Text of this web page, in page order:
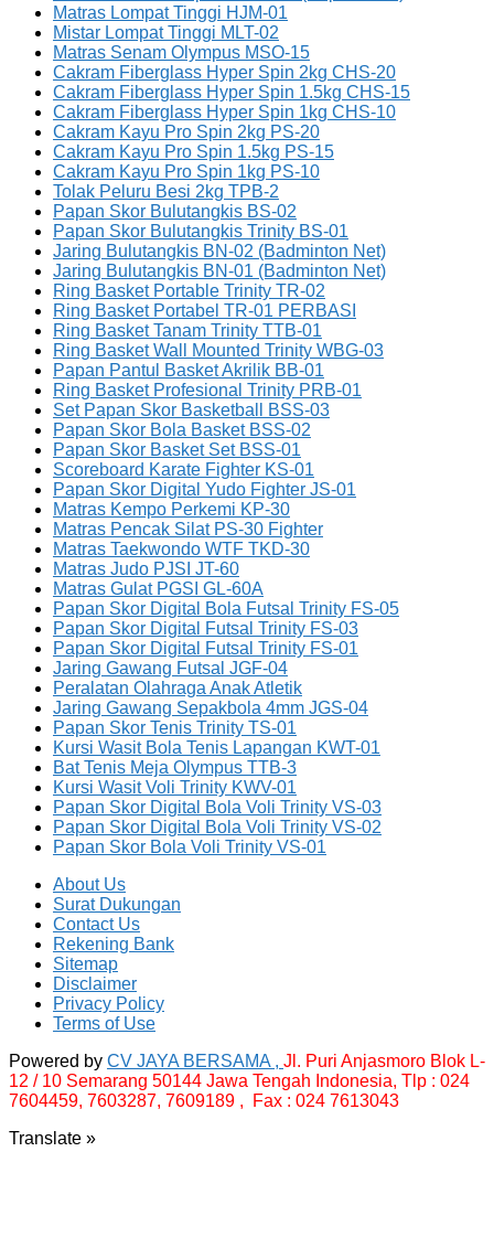
Matras Lompat Tinggi HJM-01
Mistar Lompat Tinggi MLT-02
Matras Senam Olympus MSO-15
Cakram Fiberglass Hyper Spin 2kg CHS-20
Cakram Fiberglass Hyper Spin 1.5kg CHS-15
Cakram Fiberglass Hyper Spin 1kg CHS-10
Cakram Kayu Pro Spin 2kg PS-20
Cakram Kayu Pro Spin 1.5kg PS-15
Cakram Kayu Pro Spin 1kg PS-10
Tolak Peluru Besi 2kg TPB-2
Papan Skor Bulutangkis BS-02
Papan Skor Bulutangkis Trinity BS-01
Jaring Bulutangkis BN-02 (Badminton Net)
Jaring Bulutangkis BN-01 (Badminton Net)
Ring Basket Portable Trinity TR-02
Ring Basket Portabel TR-01 PERBASI
Ring Basket Tanam Trinity TTB-01
Ring Basket Wall Mounted Trinity WBG-03
Papan Pantul Basket Akrilik BB-01
Ring Basket Profesional Trinity PRB-01
Set Papan Skor Basketball BSS-03
Papan Skor Bola Basket BSS-02
Papan Skor Basket Set BSS-01
Scoreboard Karate Fighter KS-01
Papan Skor Digital Yudo Fighter JS-01
Matras Kempo Perkemi KP-30
Matras Pencak Silat PS-30 Fighter
Matras Taekwondo WTF TKD-30
Matras Judo PJSI JT-60
Matras Gulat PGSI GL-60A
Papan Skor Digital Bola Futsal Trinity FS-05
Papan Skor Digital Futsal Trinity FS-03
Papan Skor Digital Futsal Trinity FS-01
Jaring Gawang Futsal JGF-04
Peralatan Olahraga Anak Atletik
Jaring Gawang Sepakbola 4mm JGS-04
Papan Skor Tenis Trinity TS-01
Kursi Wasit Bola Tenis Lapangan KWT-01
Bat Tenis Meja Olympus TTB-3
Kursi Wasit Voli Trinity KWV-01
Papan Skor Digital Bola Voli Trinity VS-03
Papan Skor Digital Bola Voli Trinity VS-02
Papan Skor Bola Voli Trinity VS-01
About Us
Surat Dukungan
Contact Us
Rekening Bank
Sitemap
Disclaimer
Privacy Policy
Terms of Use
Powered by CV JAYA BERSAMA , Jl. Puri Anjasmoro Blok L-
12 / 10 Semarang 50144 Jawa Tengah Indonesia, Tlp : 024
7604459, 7603287, 7609189 , Fax : 024 7613043
Translate »